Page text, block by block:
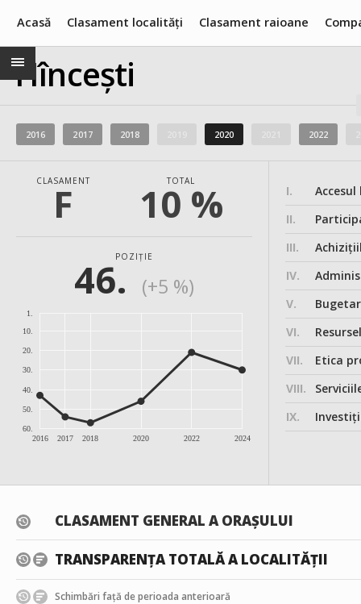
Acasă Clasament localități Clasament raioane
Hîncești
2016 2017 2018 2020 2022
CLASAMENT
F TOTAL
10 %
POZIȚIE
46. (+5 %)
2016 2017 2018 2020 2022 2024
1.
10.
20.
30.
40.
50.
60.
I.
II.
III.
IV.
V.
VI.
VII.
Etica
VIII.
IX.
Investițiile,
CLASAMENT GENERAL A ORAȘULUI
TRANSPARENȚA TOTALĂ A LOCALITĂȚII
Schimbări față de perioada anterioară